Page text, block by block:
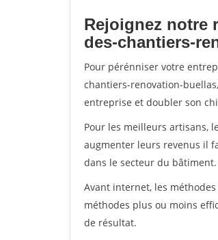
Rejoignez notre
des-chantiers-
Pour pérénniser votre
chantiers-renovation-
entreprise et doubler son
Pour les meilleurs artisans,
augmenter leurs revenus il
dans le secteur du bâtiment.
Avant internet, les
méthodes plus ou moins
de résultat.